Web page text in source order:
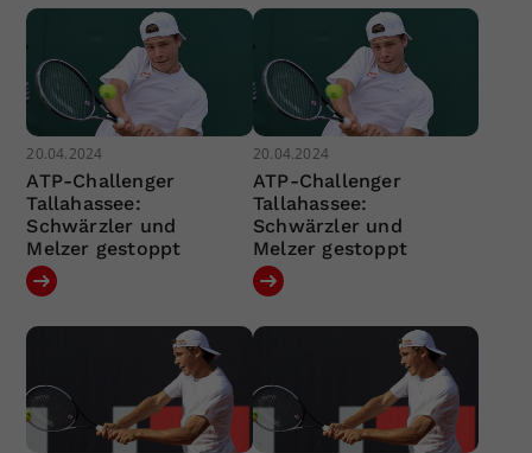
20.04.2024
ATP-Challenger
Tallahassee:
Schwärzler und
Melzer gestoppt
20.04.2024
ATP-Challenger
Tallahassee:
Schwärzler und
Melzer gestoppt